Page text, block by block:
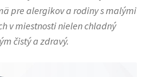
pre alergikov a rodiny s malými
v miestnosti nielen chladný
čistý a zdravý.